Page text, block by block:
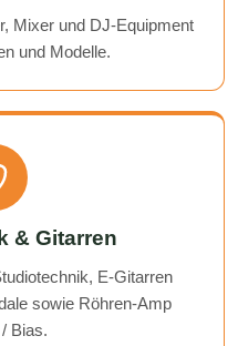
Mixer und DJ-Equipment
und Modelle.
& Gitarren
E-Gitarren
sowie Röhren-Amp
Bias.